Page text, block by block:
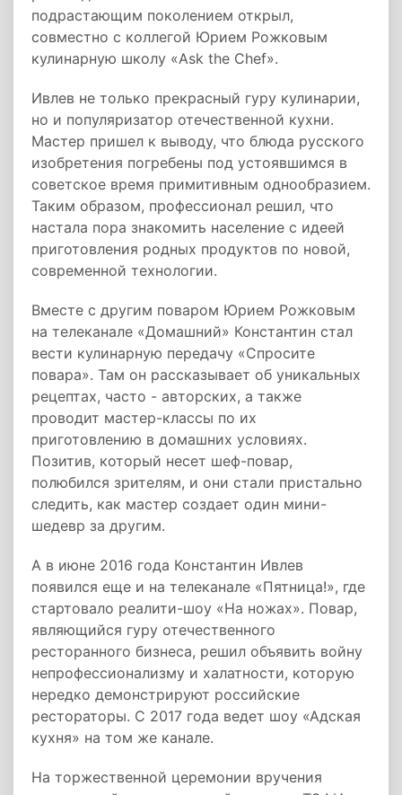
подрастающим поколением открыл,
совместно с коллегой Юрием Рожковым
кулинарную школу «Ask the Chef».
Ивлев не только прекрасный гуру кулинарии,
но и популяризатор отечественной кухни.
Мастер пришел к выводу, что блюда русского
изобретения погребены под устоявшимся в
советское время примитивным однообразием.
Таким образом, профессионал решил, что
настала пора знакомить население с идеей
приготовления родных продуктов по новой,
современной технологии.
Вместе с другим поваром Юрием Рожковым
на телеканале «Домашний» Константин стал
вести кулинарную передачу «Спросите
повара». Там он рассказывает об уникальных
рецептах, часто - авторских, а также
проводит мастер-классы по их
приготовлению в домашних условиях.
Позитив, который несет шеф-повар,
полюбился зрителям, и они стали пристально
следить, как мастер создает один мини-
шедевр за другим.
А в июне 2016 года Константин Ивлев
появился еще и на телеканале «Пятница!», где
стартовало реалити-шоу «На ножах». Повар,
являющийся гуру отечественного
ресторанного бизнеса, решил объявить войну
непрофессионализму и халатности, которую
нередко демонстрируют российские
рестораторы. С 2017 года ведет шоу «Адская
кухня» на том же канале.
На торжественной церемонии вручения